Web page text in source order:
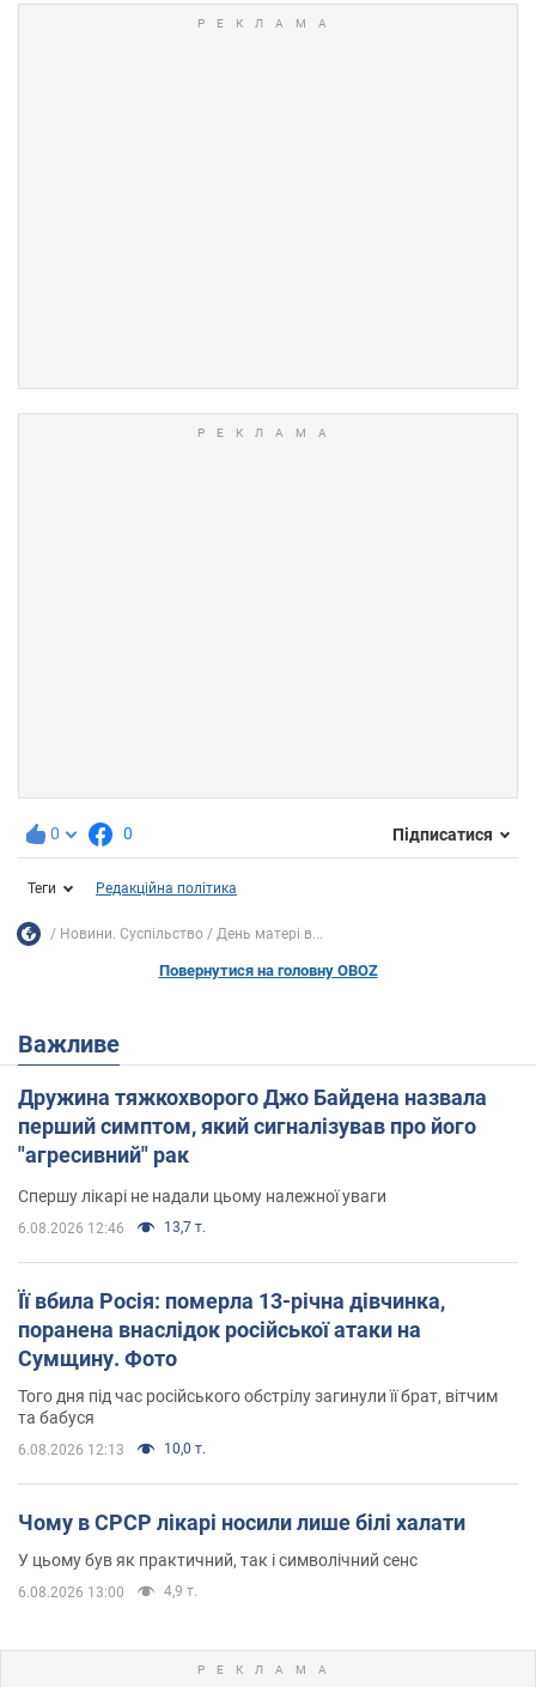
0 0 Підписатися
Теги Редакційна політика
Новини. Суспільство День матері в...
Повернутися на головну OBOZ
Важливе
Дружина тяжкохворого Джо Байдена назвала
перший симптом, який сигналізував про його
"агресивний" рак
Спершу лікарі не надали цьому належної уваги
6.08.2026 12:46 13,7 т.
Її вбила Росія: померла 13-річна дівчинка,
поранена внаслідок російської атаки на
Сумщину. Фото
Того дня під час російського обстрілу загинули її брат, вітчим
та бабуся
6.08.2026 12:13 10,0 т.
Чому в СРСР лікарі носили лише білі халати
У цьому був як практичний, так і символічний сенс
6.08.2026 13:00 4,9 т.